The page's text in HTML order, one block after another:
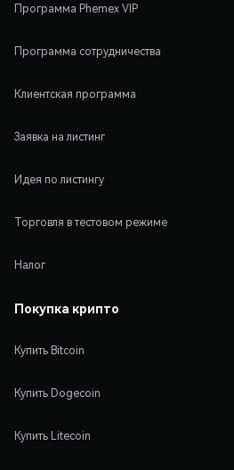
Программа Phemex VIP
Программа сотрудничества
Клиентская программа
Заявка на листинг
Идея по листингу
Торговля в тестовом режиме
Налог
Покупка крипто
Купить Bitcoin
Купить Dogecoin
Купить Litecoin